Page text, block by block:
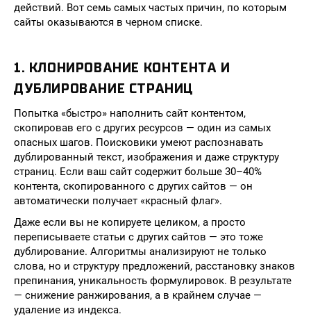
действий. Вот семь самых частых причин, по которым
сайты оказываются в черном списке.
1. КЛОНИРОВАНИЕ КОНТЕНТА И
ДУБЛИРОВАНИЕ СТРАНИЦ
Попытка «быстро» наполнить сайт контентом,
скопировав его с других ресурсов — один из самых
опасных шагов. Поисковики умеют распознавать
дублированный текст, изображения и даже структуру
страниц. Если ваш сайт содержит больше 30–40%
контента, скопированного с других сайтов — он
автоматически получает «красный флаг».
Даже если вы не копируете целиком, а просто
переписываете статьи с других сайтов — это тоже
дублирование. Алгоритмы анализируют не только
слова, но и структуру предложений, расстановку знаков
препинания, уникальность формулировок. В результате
— снижение ранжирования, а в крайнем случае —
удаление из индекса.